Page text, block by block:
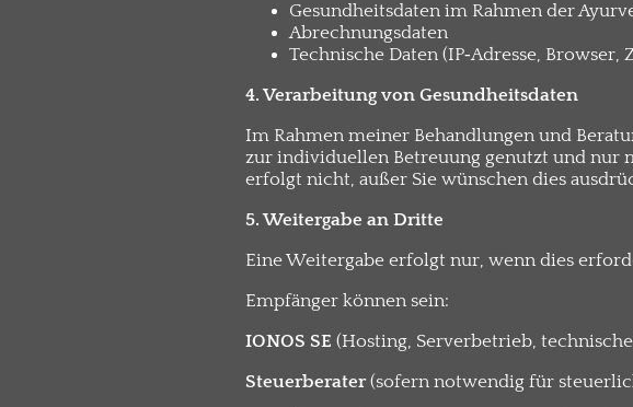
Gesundheitsdaten im Rahmen der
Abrechnungsdaten
Technische Daten (IP‑Adresse,
4. Verarbeitung von Gesundheitsdaten
Im Rahmen meiner Behandlungen und
zur individuellen Betreuung genutzt und nur
erfolgt nicht, außer Sie wünschen dies
5. Weitergabe an Dritte
Eine Weitergabe erfolgt nur, wenn dies
Empfänger können sein:
IONOS SE (Hosting, Serverbetrieb,
Steuerberater(sofern notwendig für